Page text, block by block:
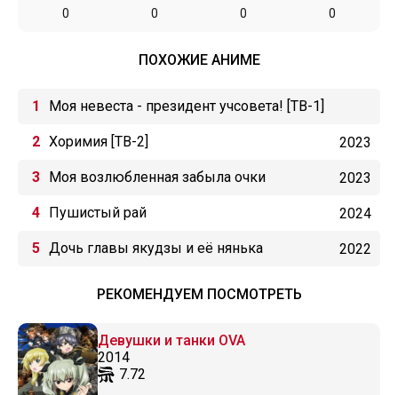
0 0 0 0
ПОХОЖИЕ АНИМЕ
Моя невеста - президент учсовета! [ТВ-1]
Хоримия [ТВ-2] 2023
Моя возлюбленная забыла очки 2023
Пушистый рай 2024
Дочь главы якудзы и её нянька 2022
РЕКОМЕНДУЕМ ПОСМОТРЕТЬ
Девушки и танки OVA
2014
7.72